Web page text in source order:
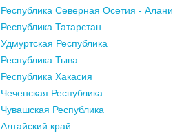
Республика Северная Осетия -
Республика Татарстан
Удмуртская Республика
Республика Тыва
Республика Хакасия
Чеченская Республика
Чувашская Республика
Алтайский край